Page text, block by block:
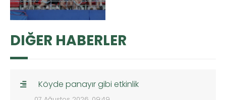
DIĞER HABERLER
Köyde panayır gibi etkinlik